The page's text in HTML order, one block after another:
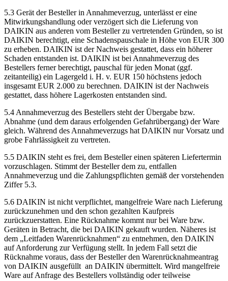
5.3 Gerät der Besteller in Annahmeverzug, unterlässt er eine
Mitwirkungshandlung oder verzögert sich die Lieferung von
DAIKIN aus anderen vom Besteller zu vertretenden Gründen, so ist
DAIKIN berechtigt, eine Schadenspauschale in Höhe von EUR 300
zu erheben. DAIKIN ist der Nachweis gestattet, dass ein höherer
Schaden entstanden ist. DAIKIN ist bei Annahmeverzug des
Bestellers ferner berechtigt, pauschal für jeden Monat (ggf.
zeitanteilig) ein Lagergeld i. H. v. EUR 150 höchstens jedoch
insgesamt EUR 2.000 zu berechnen. DAIKIN ist der Nachweis
gestattet, dass höhere Lagerkosten entstanden sind.
5.4 Annahmeverzug des Bestellers steht der Übergabe bzw.
Abnahme (und dem daraus erfolgenden Gefahrübergang) der Ware
gleich. Während des Annahmeverzugs hat DAIKIN nur Vorsatz und
grobe Fahrlässigkeit zu vertreten.
5.5 DAIKIN steht es frei, dem Besteller einen späteren Liefertermin
vorzuschlagen. Stimmt der Besteller dem zu, entfallen
Annahmeverzug und die Zahlungspflichten gemäß der vorstehenden
Ziffer 5.3.
5.6 DAIKIN ist nicht verpflichtet, mangelfreie Ware nach Lieferung
zurückzunehmen und den schon gezahlten Kaufpreis
zurückzuerstatten. Eine Rücknahme kommt nur bei Ware bzw.
Geräten in Betracht, die bei DAIKIN gekauft wurden. Näheres ist
dem „Leitfaden Warenrücknahmen“ zu entnehmen, den DAIKIN
auf Anforderung zur Verfügung stellt. In jedem Fall setzt die
Rücknahme voraus, dass der Besteller den Warenrücknahmeantrag
von DAIKIN ausgefüllt an DAIKIN übermittelt. Wird mangelfreie
Ware auf Anfrage des Bestellers vollständig oder teilweise